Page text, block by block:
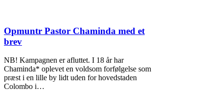
Opmuntr Pastor Chaminda med et
brev
NB! Kampagnen er afluttet. I 18 år har
Chaminda* oplevet en voldsom forfølgelse som
præst i en lille by lidt uden for hovedstaden
Colombo i…